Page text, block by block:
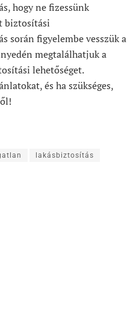
hogy ne fizessünk
biztosítási
során figyelembe vesszük a
megtalálhatjuk a
lehetőséget.
és ha szükséges,
lakásbiztosítás